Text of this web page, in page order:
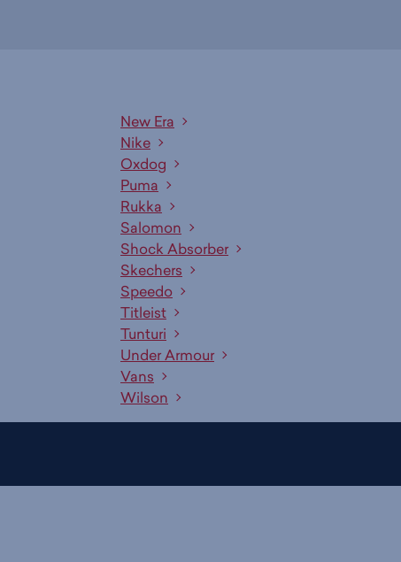
New Era
Nike
Oxdog
Puma
Rukka
Salomon
Shock Absorber
Skechers
Speedo
Titleist
Tunturi
Under Armour
Vans
Wilson